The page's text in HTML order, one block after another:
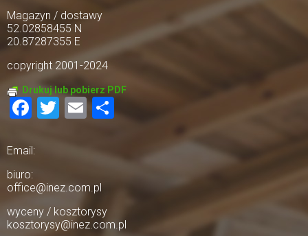
Magazyn / dostawy
52.02858455 N
20.87287355 E
copyright 2001-2024
Drukuj lub pobierz PDF
Facebook
Twitter
Email
Share
Email:
biuro:
office@inez.com.pl
wyceny / kosztorysy
kosztorysy@inez.com.pl